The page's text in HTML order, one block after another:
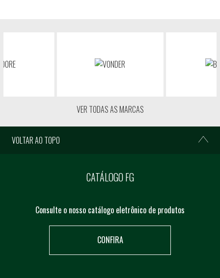
VER TODAS AS MARCAS
VOLTAR AO TOPO
CATÁLOGO FG
Consulte o nosso catálogo eletrônico de produtos
CONFIRA